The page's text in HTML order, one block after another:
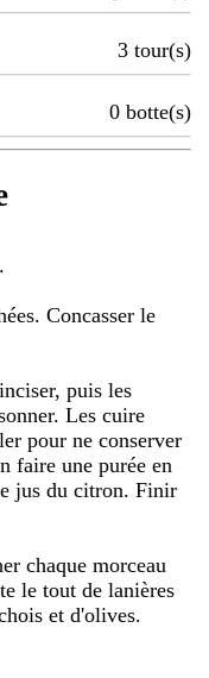
3 tour(s)
0 botte(s)
Concasser le
puis les
Les cuire
pour ne conserver
faire une purée en
jus du citron. Finir
chaque morceau
le tout de lanières
et d'olives.